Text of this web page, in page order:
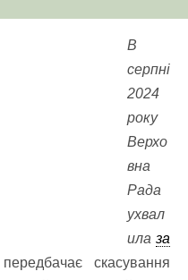
В
серпні
2024
року
Верхо
вна
Рада
ухвал
ила за
скасування